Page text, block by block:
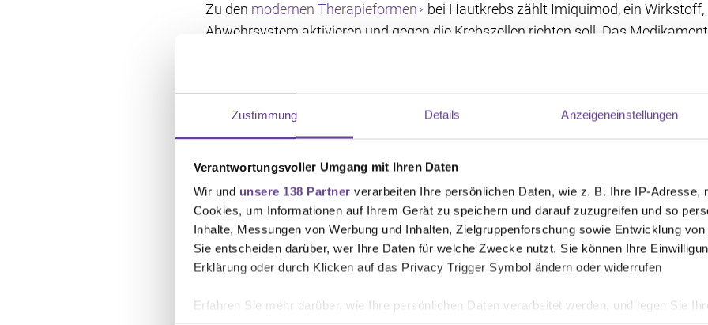
Zustimmung Details Anzeigeneinstellungen
Verantwortungsvoller Umgang mit Ihren Daten
Wir und unsere 138 Partner verarbeiten Ihre persönlichen Daten, wie z. B. Ihre IP-Adresse,
Cookies, um Informationen auf Ihrem Gerät zu speichern und darauf zuzugreifen und so
Inhalte, Messungen von Werbung und Inhalten, Zielgruppenforschung sowie Entwicklung
Sie entscheiden darüber, wer Ihre Daten für welche Zwecke nutzt. Sie können Ihre
Erklärung oder durch Klicken auf das Privacy Trigger Symbol ändern oder widerrufen
Erfahren Sie mehr darüber, wie Ihre persönlichen Daten verarbeitet werden, und legen Sie
Zu den modernen Therapieformen
bei Hautkrebs zählt Imiquimod, ein Wirkstoff,
Abwehrsystem aktivieren und gegen die Krebszellen richten soll. Das
bestimmten Botenstoffen der Immunabwehr, sogenannten Zytokinen.
Krebs mit Licht zerstören
Die photodynamische Therapie (PDT) ist eine Kombinationsbehandlung, bei der
zunächst durch einen sogenannten Photosensibilisator (wie 5-
anschließend mit hochenergetischem Rotlicht bestrahlt werden. So lassen sich
zerstören.
Krebs mit einer lokalen Chemotherapie zerstören